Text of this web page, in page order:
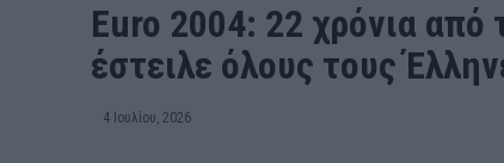
Euro 2004: 22 χρόνια
έστειλε όλους τους
4 Ιουλίου, 2026